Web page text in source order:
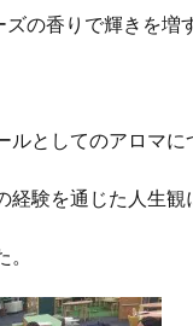
ズの香りで輝きを増
ルとしてのアロマに
験を通じた人生観